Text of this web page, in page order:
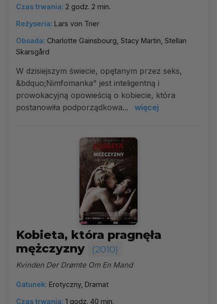
Czas trwania: 2 godz. 2 min.
Reżyseria: Lars von Trier
Obsada: Charlotte Gainsbourg, Stacy Martin, Stellan
Skarsgård
W dzisiejszym świecie, opętanym przez seks,
&bdquo;Nimfomanka" jest inteligentną i
prowokacyjną opowieścią o kobiecie, która
postanowiła podporządkowa...
więcej
Kobieta, która pragnęła
mężczyzny
(2010)
Kvinden Der Drømte Om En Mand
Gatunek: Erotyczny, Dramat
Czas trwania: 1 godz. 40 min.